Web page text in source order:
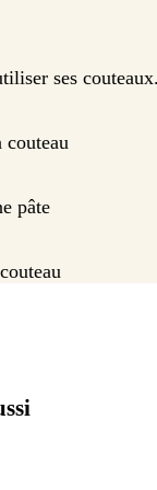
ses
couteau
pâte